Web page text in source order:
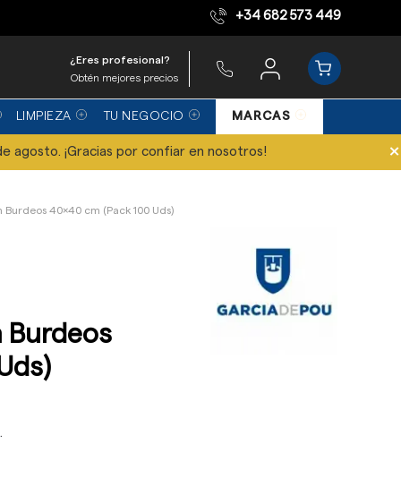
Equipo de expertos +34 682 573 449
¿Eres profesional?
Obtén mejores precios
LIMPIEZA TU NEGOCIO MARCAS
agosto. ¡Gracias por confiar en nosotros! ×
40x40 cm (Pack 100 Uds)
Burdeos